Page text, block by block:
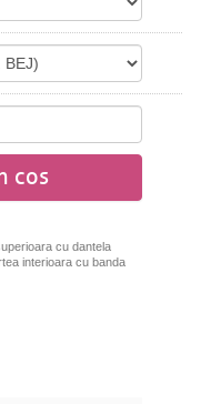
cos
cu dantela
interioara cu banda